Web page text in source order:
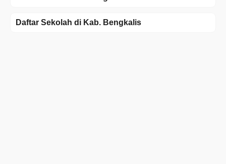
Daftar Sekolah di Kab. Bengkalis